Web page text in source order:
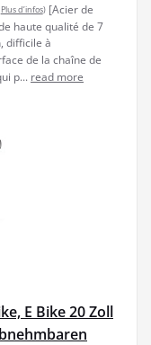
Plus d’infos) [Acier de
haute qualité de 7
difficile à
de la chaîne de
p... read more
E Bike 20 Zoll